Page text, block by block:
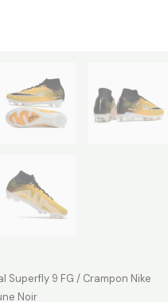
Superfly 9 FG / Crampon Nike
Noir